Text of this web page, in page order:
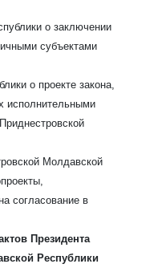
о заключении
субъектами
о проекте закона,
исполнительными
Молдавской
согласование в
Президента
Республики